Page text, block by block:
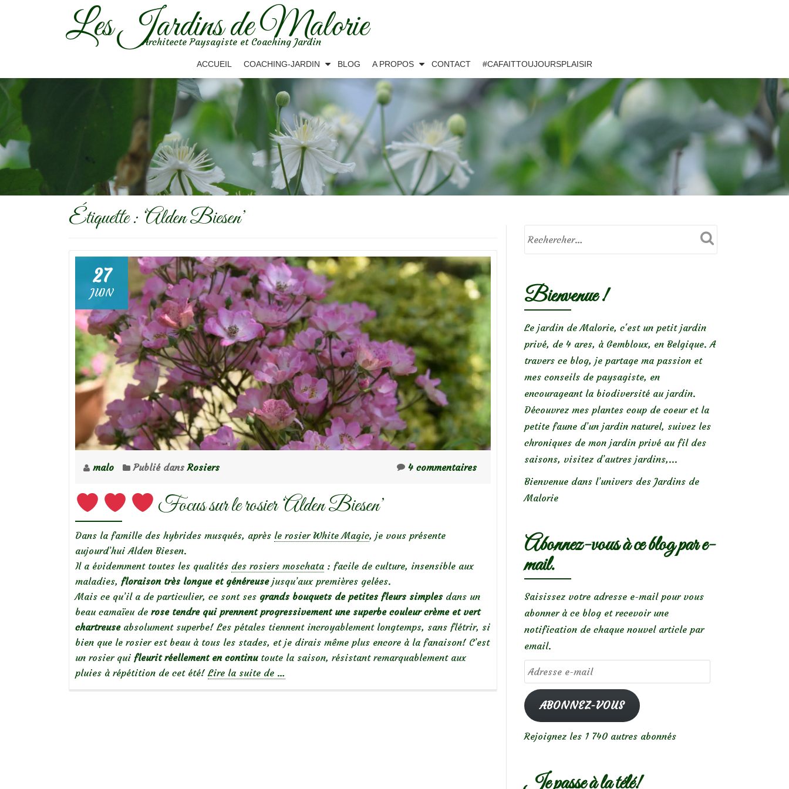
Les Jardins de Malorie
Architecte Paysagiste et Coaching Jardin
ACCUEIL COACHING-JARDIN BLOG A PROPOS CONTACT #CAFAITTOUJOURSPLAISIR
Étiquette : ‘Alden Biesen’
27
JUIN
malo Publié dansRosiers 4 commentaires
Focus sur le rosier ‘Alden Biesen’
Dans la famille des hybrides musqués, après le rosier White Magic, je vous présente
aujourd’hui Alden Biesen.
Il a évidemment toutes les qualités des rosiers moschata : facile de culture, insensible aux
maladies, floraison très longue et généreusejusqu’aux premières gelées.
Mais ce qu’il a de particulier, ce sont ses grands bouquets de petites fleurs simples dans un
beau camaïeu de rose tendre qui prennent progressivement une superbe couleur crème et vert
chartreuseabsolument superbe! Les pétales tiennent incroyablement longtemps, sans flétrir, si
bien que le rosier est beau à tous les stades, et je dirais même plus encore à la fanaison! C’est
un rosier qui fleurit réellement en continutoute la saison, résistant remarquablement aux
pluies à répétition de cet été! Lire la suite de à
…
Bienvenue !
Le jardin de Malorie, c'est un petit jardin
privé, de 4 ares, à Gembloux, en Belgique. A
travers ce blog, je partage ma passion et
mes conseils de paysagiste, en
encourageant la biodiversité au jardin.
Découvrez mes plantes coup de coeur et la
petite faune d’un jardin naturel, suivez les
chroniques de mon jardin privé au fil des
saisons, visitez d’autres jardins,...
Bienvenue dans l’univers des Jardins de
Malorie
Abonnez-vous à ce blog par e-
mail.
Saisissez votre adresse e-mail pour vous
abonner à ce blog et recevoir une
notification de chaque nouvel article par
email.
Adresse
e-
mailABONNEZ-VOUS
Rejoignez les 1 740 autres abonnés
Je passe à la télé!